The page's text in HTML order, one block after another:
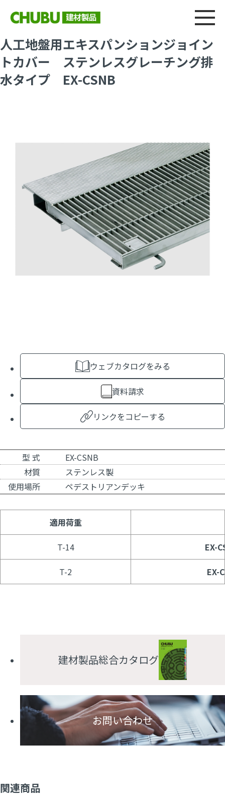
総合
人工地盤用エキスパンションジョイン
トカバー ステンレスグレーチング排
水タイプ EX-CSNB
ウェブカタログをみる
資料請求
リンクをコピーする
型 式
EX-CSNB
材質
ステンレス製
使用場所
ペデストリアンデッキ
適用荷重
T-14 EX-
T-2 EX-
建材製品総合カタログ
お問い合わせ
関連商品